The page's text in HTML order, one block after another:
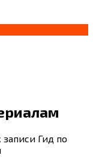
записи Гид по